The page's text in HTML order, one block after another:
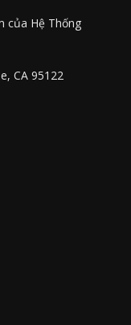
của Hệ Thống
CA 95122